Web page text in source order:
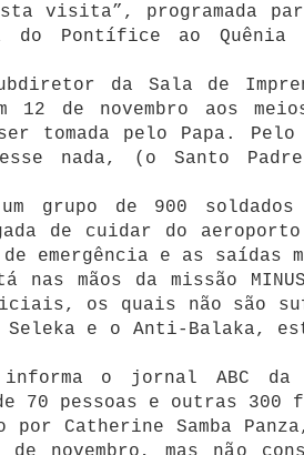
visita”, programada
Pontífice ao Quênia
da Sala de
de novembro aos
tomada pelo Papa. Pelo
nada, (o Santo
grupo de 900 soldados
de cuidar do
emergência e as saídas
mãos da missão
os quais não são
Seleka e o Anti-Balaka,
o jornal ABC da
70 pessoas e outras
Catherine Samba